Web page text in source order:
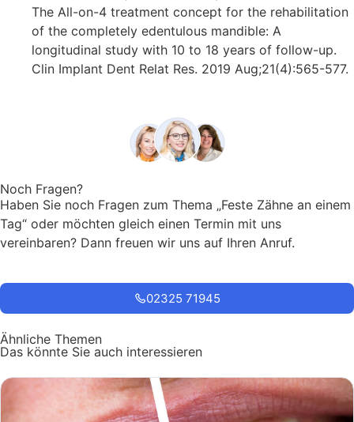
The All-on-4 treatment concept for the rehabilitation
of the completely edentulous mandible: A
longitudinal study with 10 to 18 years of follow-up.
Clin Implant Dent Relat Res. 2019 Aug;21(4):565-577.
Noch Fragen?
Haben Sie noch Fragen zum Thema „Feste Zähne an einem
Tag“ oder möchten gleich einen Termin mit uns
vereinbaren? Dann freuen wir uns auf Ihren Anruf.
02325 71945
Ähnliche Themen
Das könnte Sie auch interessieren